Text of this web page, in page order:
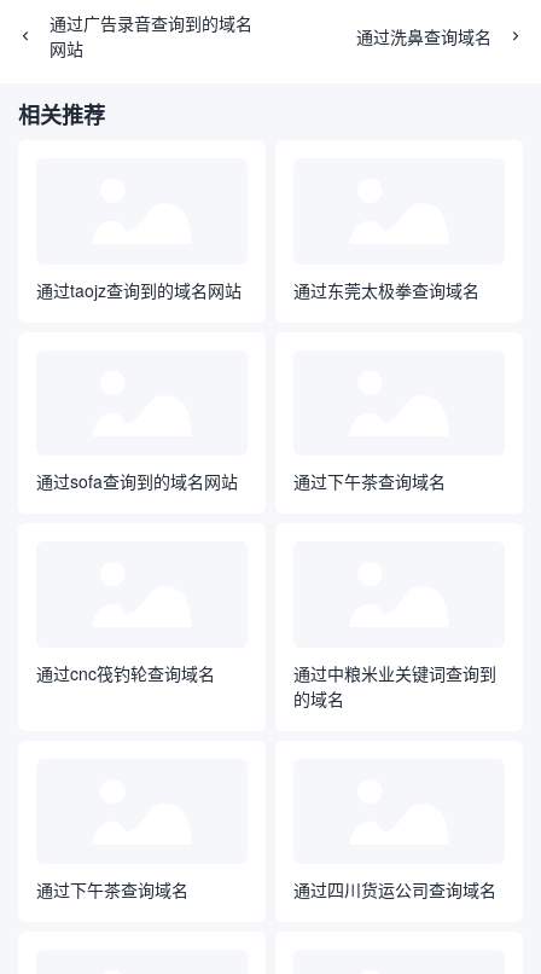
通过广告录音查询到的域名
网站
通过洗鼻查询域名
相关推荐
通过taojz查询到的域名网站 通过东莞太极拳查询域名
通过sofa查询到的域名网站 通过下午茶查询域名
通过cnc筏钓轮查询域名
通过中粮米业关键词查询到
的域名
通过下午茶查询域名 通过四川货运公司查询域名